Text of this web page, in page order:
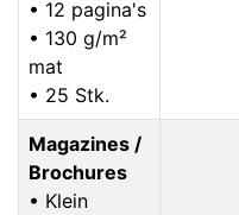
• 12 pagina's
• 130 g/m²
mat
• 25 Stk.
Magazines /
Brochures
• Klein